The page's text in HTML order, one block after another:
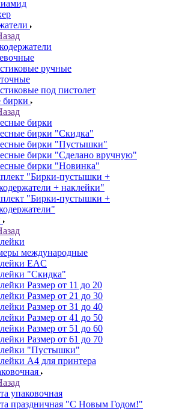
ручные
под пистолет
бирки
бирки
бирки "Скидка"
бирки "Пустышки"
бирки "Сделано вручную"
бирки "Новинка"
"Бирки-пустышки +
+ наклейки"
"Бирки-пустышки +
международные
EAC
"Скидка"
Размер от 11 до 20
Размер от 21 до 30
Размер от 31 до 40
Размер от 41 до 50
Размер от 51 до 60
Размер от 61 до 70
"Пустышки"
А4 для принтера
упаковочная
праздничная "С Новым Годом!"